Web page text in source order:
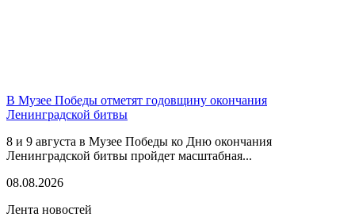
В Музее Победы отметят годовщину окончания
Ленинградской битвы
8 и 9 августа в Музее Победы ко Дню окончания
Ленинградской битвы пройдет масштабная...
08.08.2026
Лента новостей